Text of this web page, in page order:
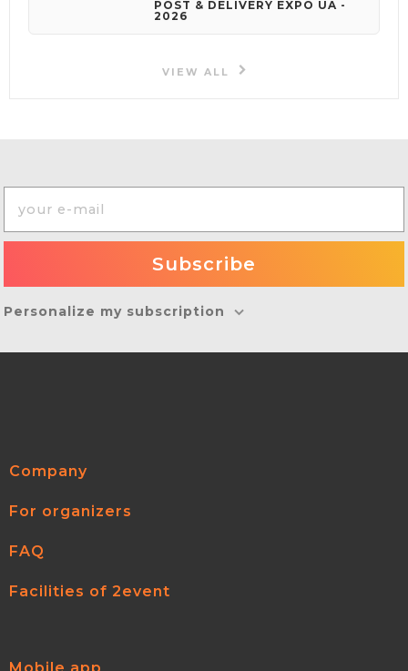
POST & DELIVERY EXPO UA -
2026
VIEW ALL
Personalize my subscription
Company
For organizers
FAQ
Facilities of 2event